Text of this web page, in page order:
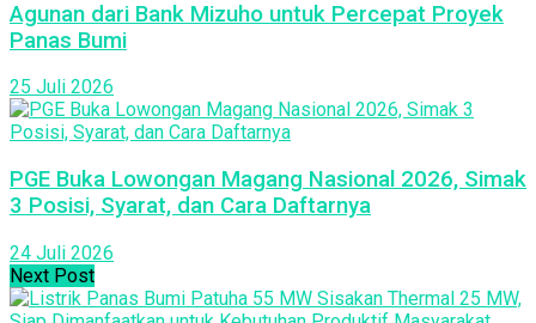
Agunan dari Bank Mizuho untuk Percepat Proyek
Panas Bumi
25 Juli 2026
PGE Buka Lowongan Magang Nasional 2026, Simak
3 Posisi, Syarat, dan Cara Daftarnya
24 Juli 2026
Next Post